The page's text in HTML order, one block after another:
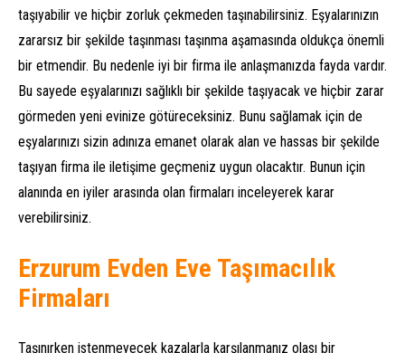
taşıyabilir ve hiçbir zorluk çekmeden taşınabilirsiniz. Eşyalarınızın
zararsız bir şekilde taşınması taşınma aşamasında oldukça önemli
bir etmendir. Bu nedenle iyi bir firma ile anlaşmanızda fayda vardır.
Bu sayede eşyalarınızı sağlıklı bir şekilde taşıyacak ve hiçbir zarar
görmeden yeni evinize götüreceksiniz. Bunu sağlamak için de
eşyalarınızı sizin adınıza emanet olarak alan ve hassas bir şekilde
taşıyan firma ile iletişime geçmeniz uygun olacaktır. Bunun için
alanında en iyiler arasında olan firmaları inceleyerek karar
verebilirsiniz.
Erzurum Evden Eve Taşımacılık
Firmaları
Taşınırken istenmeyecek kazalarla karşılanmanız olası bir